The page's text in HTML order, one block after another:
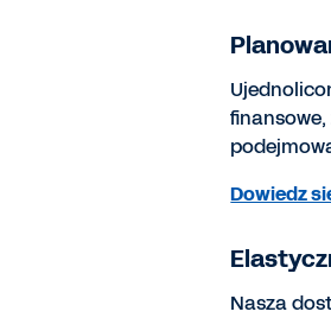
Dowiedz
Nasza